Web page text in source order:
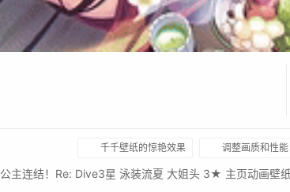
千千壁纸的惊艳效果 调整画质和性能